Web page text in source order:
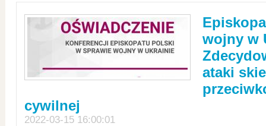
wojny w
ataki
cywilnej
2022-03-15 16:00:01